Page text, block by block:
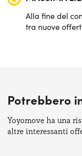
Alla fine del
tra nuove
Potrebbero
Yoyomove ha una
altre interessanti